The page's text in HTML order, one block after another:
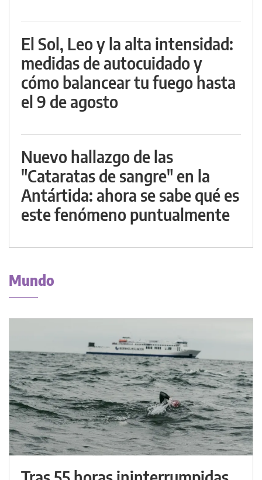
El Sol, Leo y la alta intensidad:
medidas de autocuidado y
cómo balancear tu fuego hasta
el 9 de agosto
Nuevo hallazgo de las
"Cataratas de sangre" en la
Antártida: ahora se sabe qué es
este fenómeno puntualmente
Mundo